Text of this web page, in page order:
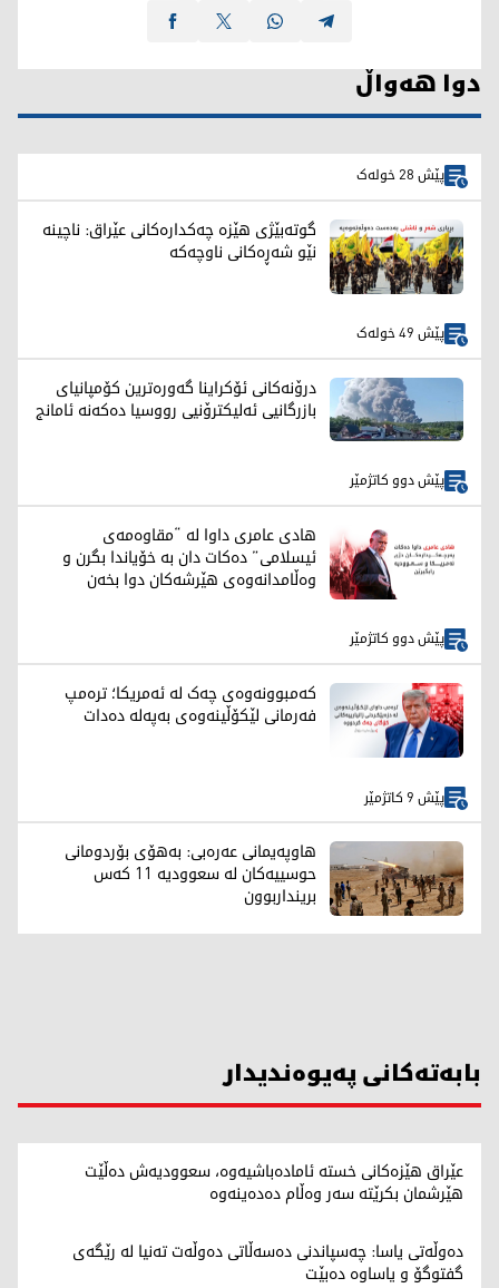
دوا هەواڵ
پێش 28 خولەک
گوتەبێژی هێزە چەکدارەکانی عێراق: ناچینە
نێو شەڕەکانی ناوچەکە
پێش 49 خولەک
درۆنەکانی ئۆکراینا گەورەترین کۆمپانیای
بازرگانیی ئەلیکترۆنیی رووسیا دەکەنە ئامانج
پێش دوو کاتژمێر
هادی عامری داوا لە “مقاوەمەی
ئیسلامی” دەکات دان بە خۆیاندا بگرن و
وەڵامدانەوەی هێرشەکان دوا بخەن
پێش دوو کاتژمێر
کەمبوونەوەی چەک لە ئەمریکا؛ ترەمپ
فەرمانی لێکۆڵینەوەی بەپەلە دەدات
پێش 9 کاتژمێر
هاوپەیمانی عەرەبی: بەهۆی بۆردومانی
حوسییەکان لە سعوودیە 11 کەس
برینداربوون
بابەتەکانی پەیوەندیدار
عێراق هێزەکانی خستە ئامادەباشیەوە، سعوودیەش دەڵێت
هێرشمان بکرێتە سەر وەڵام دەدەینەوە
دەوڵەتی یاسا: چەسپاندنی دەسەڵاتی دەوڵەت تەنیا لە رێگەی
گفتوگۆ و یاساوە دەبێت